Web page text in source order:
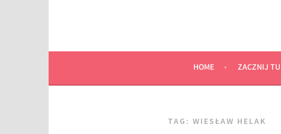
HOME ZACZNIJ TU
TAG: WIESŁAW HELAK